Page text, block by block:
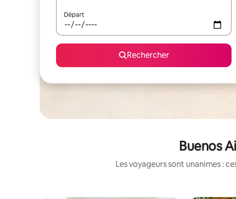
Départ
Rechercher
Buenos
Les voyageurs sont unanimes :